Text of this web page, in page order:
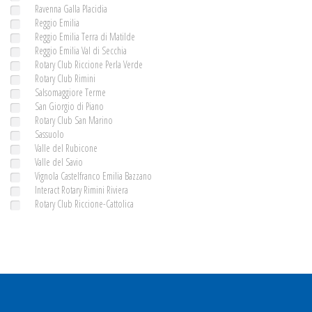
Ravenna Galla Placidia
Reggio Emilia
Reggio Emilia Terra di Matilde
Reggio Emilia Val di Secchia
Rotary Club Riccione Perla Verde
Rotary Club Rimini
Salsomaggiore Terme
San Giorgio di Piano
Rotary Club San Marino
Sassuolo
Valle del Rubicone
Valle del Savio
Vignola Castelfranco Emilia Bazzano
Interact Rotary Rimini Riviera
Rotary Club Riccione-Cattolica